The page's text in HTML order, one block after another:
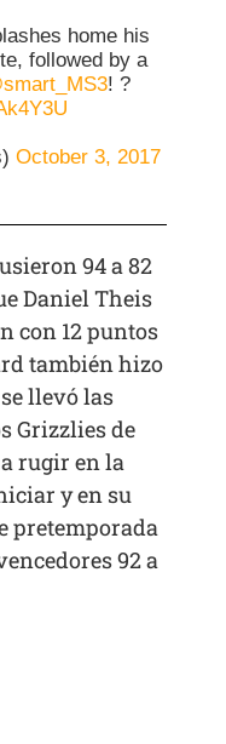
home his
followed by a
! ?
October 3, 2017
94 a 82
Daniel Theis
con 12 puntos
también hizo
llevó las
Grizzlies de
rugir en la
y en su
pretemporada
92 a